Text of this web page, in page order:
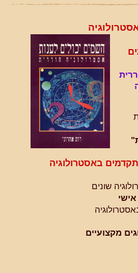
באסטרולוגיה
שונים
מקצועיים